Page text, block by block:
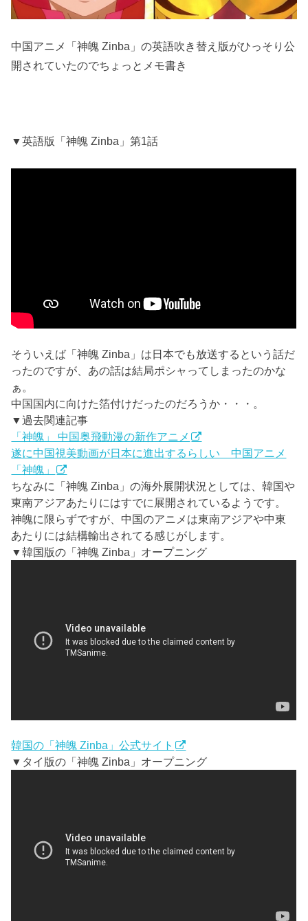
中国アニメ「神魄 Zinba」の英語吹き替え版がひっそり公
開されていたのでちょっとメモ書き
▼英語版「神魄 Zinba」第1話
そういえば「神魄 Zinba」は日本でも放送するという話だ
ったのですが、あの話は結局ポシャってしまったのかな
ぁ。
中国国内に向けた箔付けだったのだろうか・・・。
▼過去関連記事
「神魄」 中国奥飛動漫の新作アニメ
遂に中国視美動画が日本に進出するらしい 中国アニメ
「神魄」
ちなみに「神魄 Zinba」の海外展開状況としては、韓国や
東南アジアあたりにはすでに展開されているようです。
神魄に限らずですが、中国のアニメは東南アジアや中東
あたりには結構輸出されてる感じがします。
▼韓国版の「神魄 Zinba」オープニング
韓国の「神魄 Zinba」公式サイト
▼タイ版の「神魄 Zinba」オープニング